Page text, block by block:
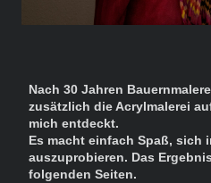
Nach 30 Jahren
zusätzlich die Acrylmalerei
mich entdeckt.
Es macht einfach Spaß, sich
auszuprobieren. Das
folgenden Seiten.